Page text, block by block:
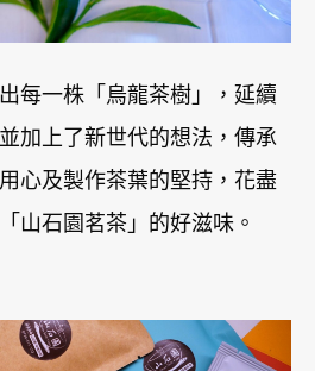
每一株「烏龍茶樹」，延續
加上了新世代的想法，傳承
心及製作茶葉的堅持，花盡
山石園茗茶」的好滋味。